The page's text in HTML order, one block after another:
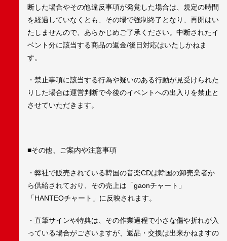
断した場合やその他違反事項が発覚した場合は、規定の時間
を経過していなくとも、その場で強制終了となり、再開はい
たしませんので、あらかじめご了承ください。中断されたイ
ベント分に該当する商品の返金/後日対応はいたしかねま
す。
・禁止事項に該当する行為や疑いのある行動が見受けられた
りした場合は運営判断で今後のイベントへの出入りを禁止と
させていただきます。
■その他、ご案内や注意事項
・弊社で販売されている韓国の音楽CDは韓国の卸売業者か
ら供給されており、その売上は「gaonチャート」
「HANTEOチャート」に反映されます。
・直筆サインや特典は、その作業過程で小さな傷や折れが入
っている場合がございますが、返品・交換は出来かねますの